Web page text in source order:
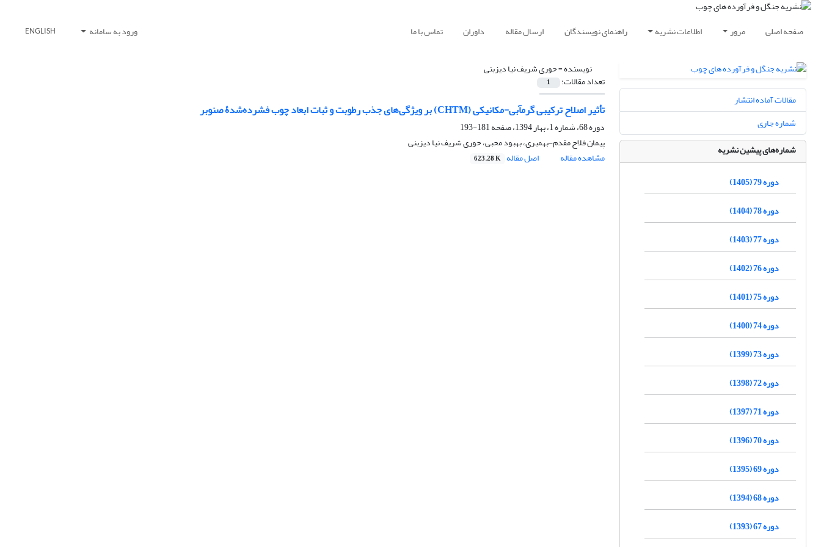
صفحه اصلی مرور اطلاعات نشریه راهنمای نویسندگان ارسال مقاله داوران تماس با ما ورود به سامانه ENGLISH
نویسنده =حوری شریف نیا دیزبنی
تعداد مقالات: 1
تأثیر اصلاح ترکیبی گرمآبی-مکانیکی (CHTM) بر ویژگی‌های جذب رطوبت و ثبات ابعاد چوب فشرده‌‌شدۀ صنوبر
دوره 68، شماره 1، بهار 1394، صفحه
181-193
پیمان فلاح مقدم-بهمبری، بهبود محبی، حوری شریف نیا دیزبنی
مشاهده مقاله
اصل مقاله 623.28 K
مقالات آماده انتشار
شماره جاری
شماره‌های پیشین نشریه
دوره 79 (1405)
دوره 78 (1404)
دوره 77 (1403)
دوره 76 (1402)
دوره 75 (1401)
دوره 74 (1400)
دوره 73 (1399)
دوره 72 (1398)
دوره 71 (1397)
دوره 70 (1396)
دوره 69 (1395)
دوره 68 (1394)
دوره 67 (1393)